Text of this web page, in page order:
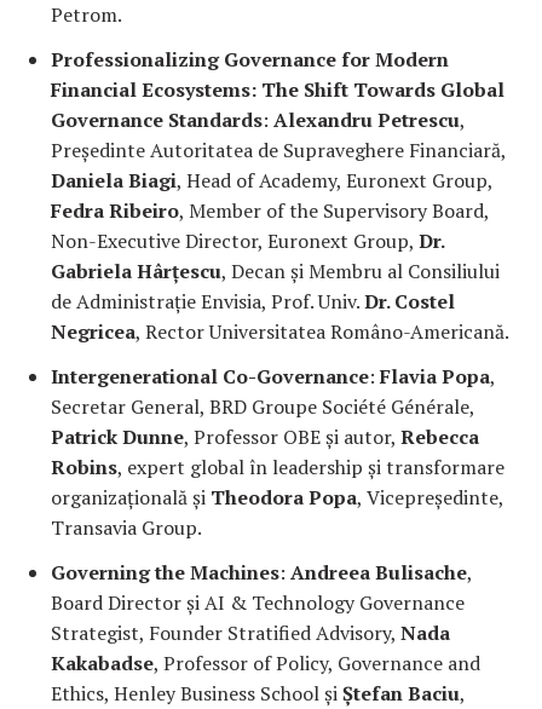
Petrom.
Professionalizing Governance for Modern
Financial Ecosystems: The Shift Towards Global
Governance Standards: Alexandru Petrescu,
Președinte Autoritatea de Supraveghere Financiară,
Daniela Biagi, Head of Academy, Euronext Group,
Fedra Ribeiro, Member of the Supervisory Board,
Non-Executive Director, Euronext Group, Dr.
Gabriela Hârțescu, Decan și Membru al Consiliului
de Administrație Envisia, Prof. Univ.Dr. Costel
Negricea, Rector Universitatea Româno-Americană.
Intergenerational Co-Governance:Flavia Popa,
Secretar General, BRD Groupe Société Générale,
Patrick Dunne, Professor OBE și autor, Rebecca
Robins, expert global în leadership și transformare
organizațională și Theodora Popa, Vicepreședinte,
Transavia Group.
Governing the Machines: Andreea Bulisache,
Board Director și AI & Technology Governance
Strategist, Founder Stratified Advisory, Nada
Kakabadse, Professor of Policy, Governance and
Ethics, Henley Business School șiȘtefan Baciu,